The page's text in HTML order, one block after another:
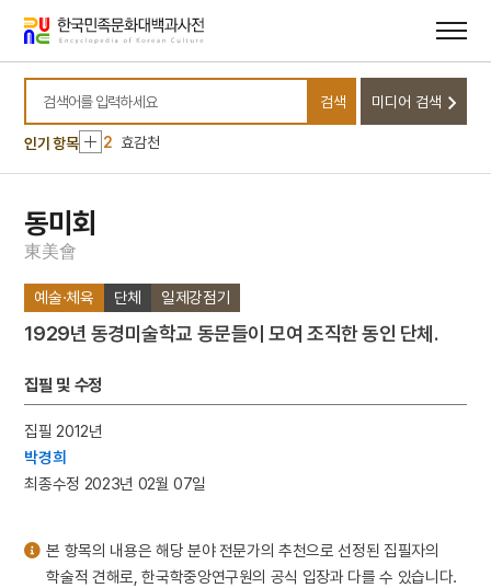
바로가기
바로가기
검색어를 입력하세요
검색 미디어 검색
인기 항목
10 을병연행록
1 금성대군
2 효감천
3 금강산
외삼촌
8 삼
10 을병연행록
5 북조선임시인민위원회
동미회
東美會
예술·체육 단체 일제강점기
1929년 동경미술학교 동문들이 모여 조직한 동인 단체.
집필 및 수정
집필 2012년
박경희
최종수정 2023년 02월 07일
본 항목의 내용은 해당 분야 전문가의 추천으로 선정된 집필자의
학술적 견해로, 한국학중앙연구원의 공식 입장과 다를 수 있습니다.